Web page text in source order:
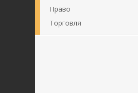
Право
Торговля